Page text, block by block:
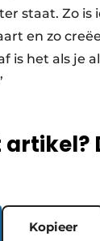
staat. Zo is
en zo
is het als je
Kopieer